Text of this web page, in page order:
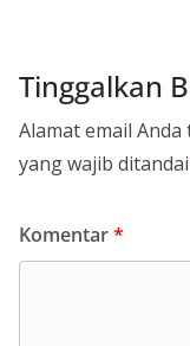
Tinggalkan
Alamat email
yang wajib ditandai
Komentar*